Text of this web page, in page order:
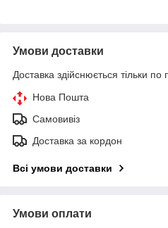
Умови доставки
Доставка здійснюється тільки по
Нова Пошта
Самовивіз
Доставка за кордон
Всі умови доставки
Умови оплати